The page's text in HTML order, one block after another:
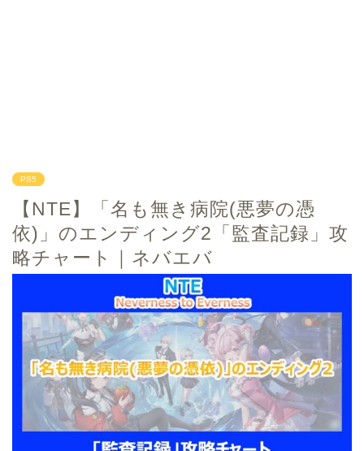
PS5
【NTE】「名も無き病院(悪夢の憑
依)」のエンディング2「監査記録」攻
略チャート｜ネバエバ